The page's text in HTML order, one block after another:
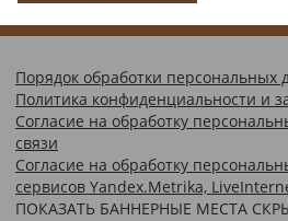
Порядок обработки персональных
Политика конфиденциальности и
Согласие на обработку
связи
Согласие на обработку
сервисов Yandex.Metrika,
ПОКАЗАТЬ БАННЕРНЫЕ МЕСТА